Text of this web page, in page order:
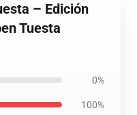
– Edición
Tuesta
0%
100%